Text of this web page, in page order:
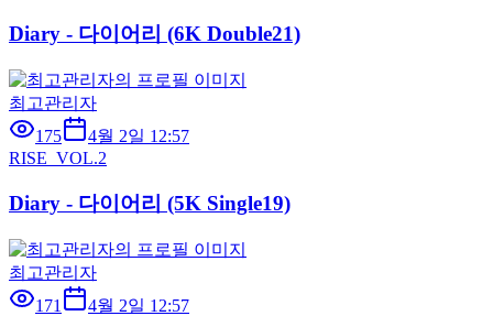
Diary - 다이어리 (6K Double21)
최고관리자
175
4월 2일 12:57
RISE_VOL.2
Diary - 다이어리 (5K Single19)
최고관리자
171
4월 2일 12:57